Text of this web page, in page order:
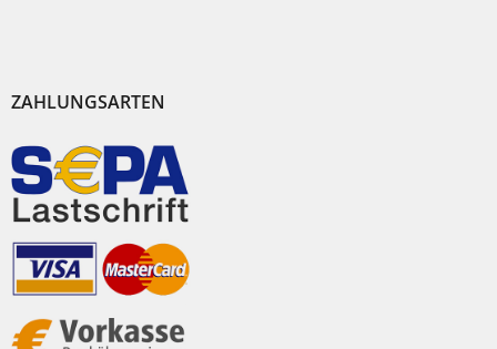
ZAHLUNGSARTEN